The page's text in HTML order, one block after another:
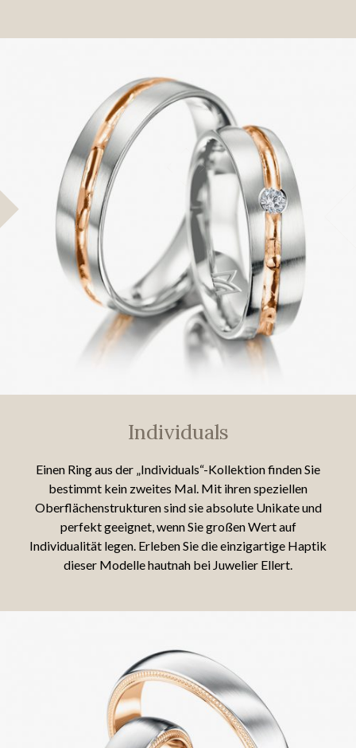
Individuals
Einen Ring aus der „Individuals“-Kollektion finden Sie
bestimmt kein zweites Mal. Mit ihren speziellen
Oberflächenstrukturen sind sie absolute Unikate und
perfekt geeignet, wenn Sie großen Wert auf
Individualität legen. Erleben Sie die einzigartige Haptik
dieser Modelle hautnah bei Juwelier Ellert.